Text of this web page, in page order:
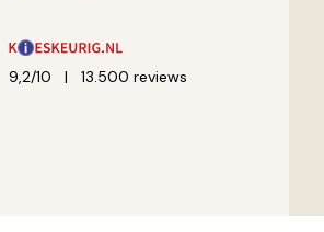
9,2/10 13.500 reviews